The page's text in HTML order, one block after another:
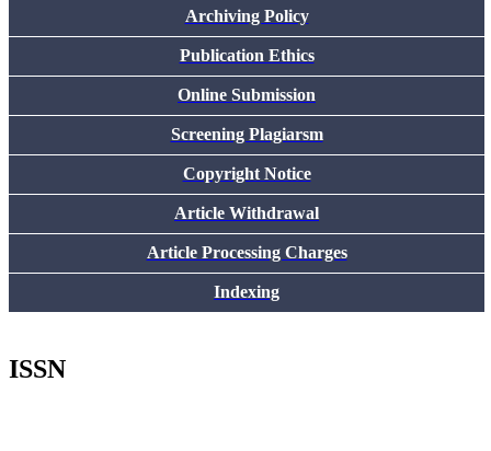
Archiving Policy
Publication Ethics
Online Submission
Screening Plagiarsm
Copyright Notice
Article Withdrawal
Article Processing Charges
Indexing
ISSN